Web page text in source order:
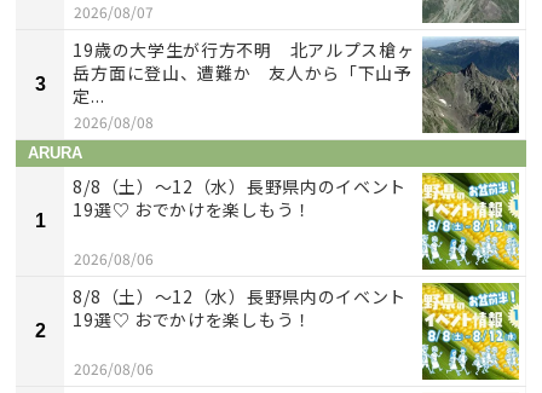
2026/08/07
3
19歳の大学生が行方不明 北アルプス槍ヶ
岳方面に登山、遭難か 友人から「下山予
定...
2026/08/08
ARURA
1
8/8（土）〜12（水）長野県内のイベント
19選♡ おでかけを楽しもう！
2026/08/06
2
8/8（土）〜12（水）長野県内のイベント
19選♡ おでかけを楽しもう！
2026/08/06